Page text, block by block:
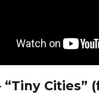
“Tiny Cities”